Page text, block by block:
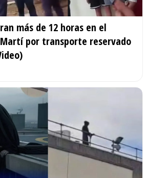
más de 12 horas en el
por transporte reservado